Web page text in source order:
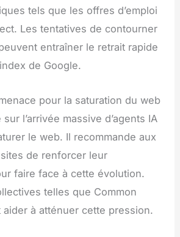
tels que les offres d’emploi
Les tentatives de contourner
entraîner le retrait rapide
de Google.
pour la saturation du web
l’arrivée massive d’agents IA
le web. Il recommande aux
de renforcer leur
faire face à cette évolution.
telles que Common
aider à atténuer cette pression.